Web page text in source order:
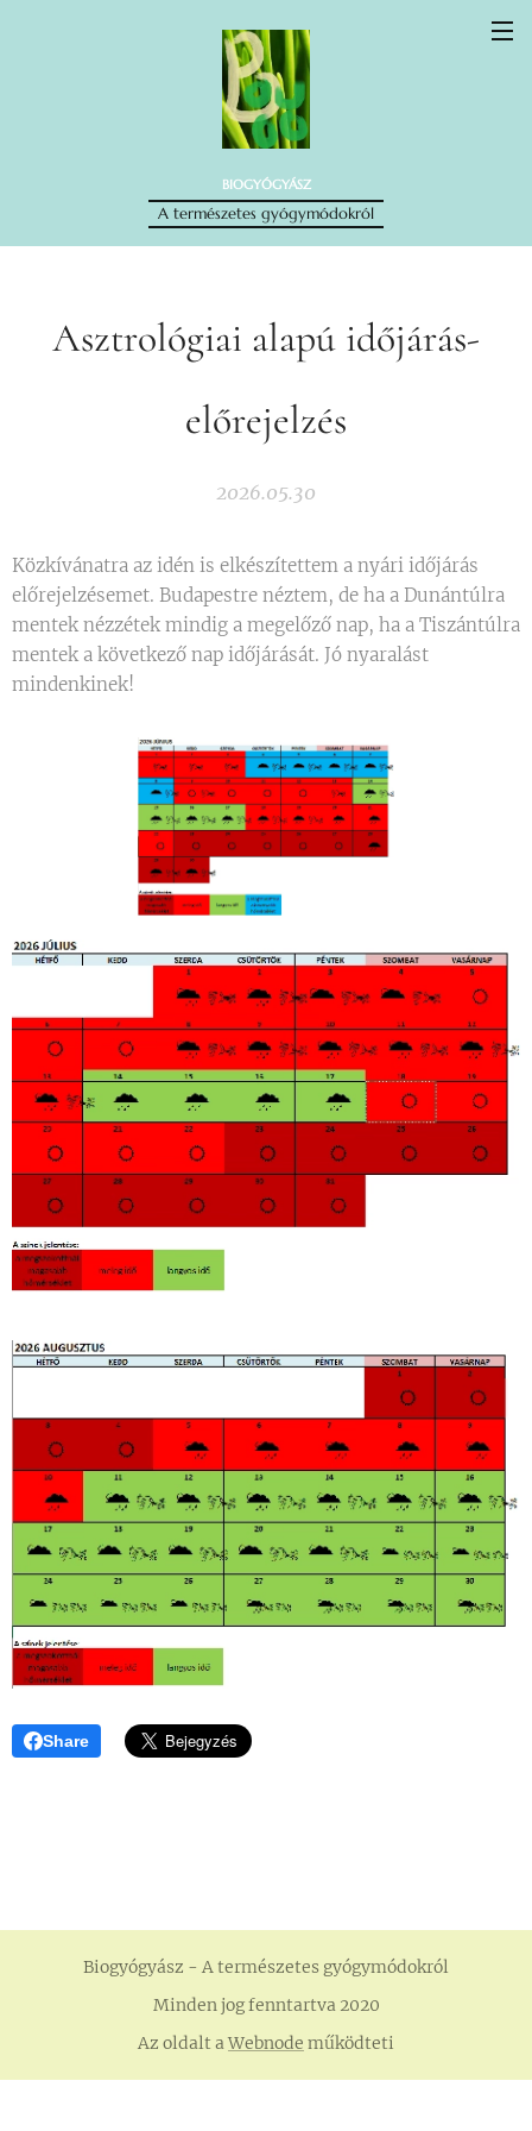
BIOGYÓGYÁSZ
A természetes gyógymódokról
Asztrológiai alapú időjárás-
előrejelzés
2026.05.30
Közkívánatra az idén is elkészítettem a nyári időjárás
előrejelzésemet. Budapestre néztem, de ha a Dunántúlra
mentek nézzétek mindig a megelőző nap, ha a Tiszántúlra
mentek a következő nap időjárását. Jó nyaralást
mindenkinek!
Share
Biogyógyász - A természetes gyógymódokról
Minden jog fenntartva 2020
Az oldalt aWebnode működteti